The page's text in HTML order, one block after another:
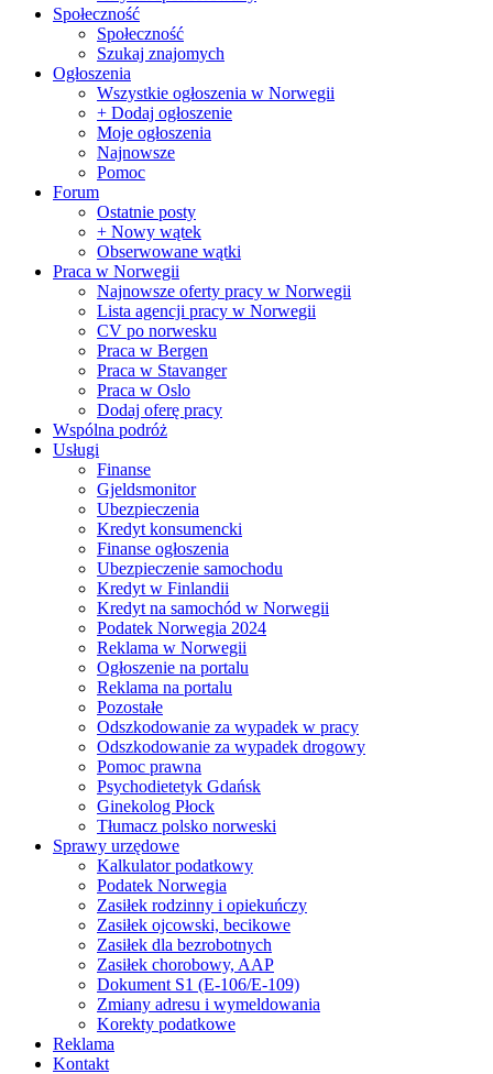
Społeczność
Społeczność
Szukaj znajomych
Ogłoszenia
Wszystkie ogłoszenia w Norwegii
+ Dodaj ogłoszenie
Moje ogłoszenia
Najnowsze
Pomoc
Forum
Ostatnie posty
+ Nowy wątek
Obserwowane wątki
Praca w Norwegii
Najnowsze oferty pracy w Norwegii
Lista agencji pracy w Norwegii
CV po norwesku
Praca w Bergen
Praca w Stavanger
Praca w Oslo
Dodaj oferę pracy
Wspólna podróż
Usługi
Finanse
Gjeldsmonitor
Ubezpieczenia
Kredyt konsumencki
Finanse ogłoszenia
Ubezpieczenie samochodu
Kredyt w Finlandii
Kredyt na samochód w Norwegii
Podatek Norwegia 2024
Reklama w Norwegii
Ogłoszenie na portalu
Reklama na portalu
Pozostałe
Odszkodowanie za wypadek w pracy
Odszkodowanie za wypadek drogowy
Pomoc prawna
Psychodietetyk Gdańsk
Ginekolog Płock
Tłumacz polsko norweski
Sprawy urzędowe
Kalkulator podatkowy
Podatek Norwegia
Zasiłek rodzinny i opiekuńczy
Zasiłek ojcowski, becikowe
Zasiłek dla bezrobotnych
Zasiłek chorobowy, AAP
Dokument S1 (E-106/E-109)
Zmiany adresu i wymeldowania
Korekty podatkowe
Reklama
Kontakt